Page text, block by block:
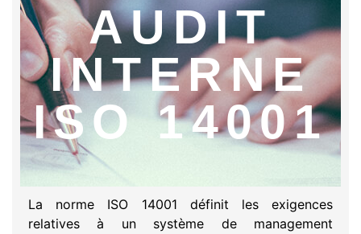
AUDIT
INTERNE
ISO 14001
La norme ISO 14001 définit les exigences
relatives à un système de management